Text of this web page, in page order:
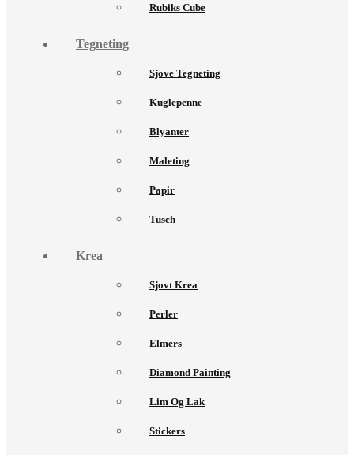
Rubiks Cube
Tegneting
Sjove Tegneting
Kuglepenne
Blyanter
Maleting
Papir
Tusch
Krea
Sjovt Krea
Perler
Elmers
Diamond Painting
Lim Og Lak
Stickers